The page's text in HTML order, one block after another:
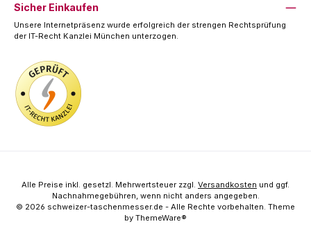
Sicher Einkaufen
Unsere Internetpräsenz wurde erfolgreich der strengen Rechtsprüfung
der IT-Recht Kanzlei München unterzogen.
Alle Preise inkl. gesetzl. Mehrwertsteuer zzgl. Versandkosten und ggf.
Nachnahmegebühren, wenn nicht anders angegeben.
© 2026 schweizer-taschenmesser.de - Alle Rechte vorbehalten. Theme
by ThemeWare®